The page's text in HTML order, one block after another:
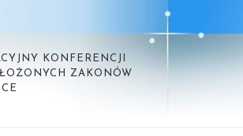
KONFERENCJI
ZAKONÓW